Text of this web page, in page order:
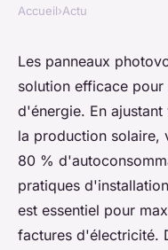
Panneau
optimisez
d'énergie
alice•29 janvier 2025•7
Accueil›Actu
Les panneaux
solution efficace
d'énergie. En
la production solaire,
80 %
pratiques
est essentiel pour
factures d'électricité.